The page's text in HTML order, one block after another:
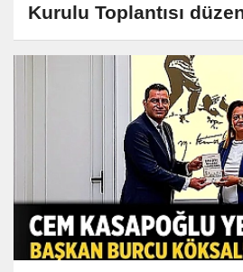
Kurulu Toplantısı